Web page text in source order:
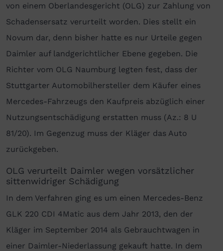
von einem Oberlandesgericht (OLG) zur Zahlung von
Schadensersatz verurteilt worden. Dies stellt ein
Novum dar, denn bisher hatte es nur Urteile gegen
Daimler auf landgerichtlicher Ebene gegeben. Die
Richter vom OLG Naumburg legten fest, dass der
Stuttgarter Automobilhersteller dem Käufer eines
Mercedes-Fahrzeugs den Kaufpreis abzüglich einer
Nutzungsentschädigung erstatten muss (Az.: 8 U
81/20). Im Gegenzug muss der Kläger das Auto
zurückgeben.
OLG verurteilt Daimler wegen vorsätzlicher
sittenwidriger Schädigung
In dem Verfahren ging es um einen Mercedes-Benz
GLK 220 CDI 4Matic aus dem Jahr 2013, den der
Kläger im September 2014 als Gebrauchtwagen in
einer Daimler-Niederlassung gekauft hatte. In dem